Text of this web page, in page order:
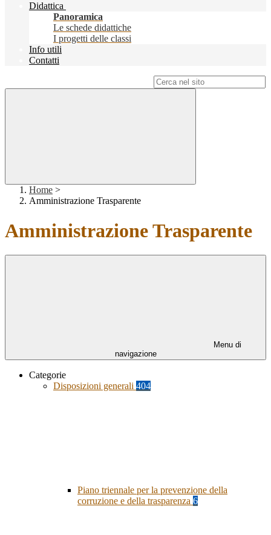
Didattica
Panoramica
Le schede didattiche
I progetti delle classi
Info utili
Contatti
Home >
Amministrazione Trasparente
Amministrazione Trasparente
Menu di
navigazione
Categorie
Disposizioni generali 404
Piano triennale per la prevenzione della
corruzione e della trasparenza 6